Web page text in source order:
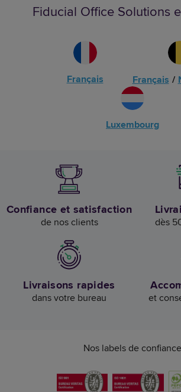
Fiducial Office Solutions
Français Français /
Luxembourg
Confiance et satisfaction
de nos clients dès
Livraisons rapides
dans votre bureau et
Nos labels de confiance